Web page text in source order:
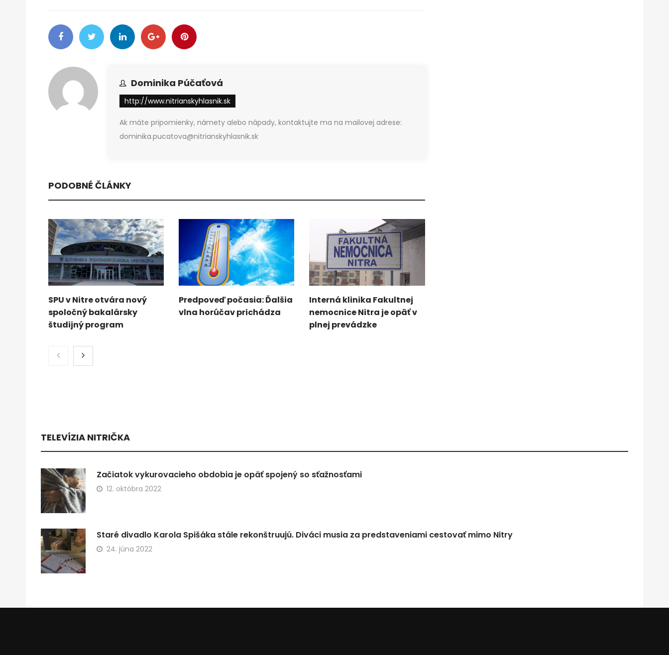
Dominika Púčaťová
http://www.nitrianskyhlasnik.sk
Ak máte pripomienky, námety alebo nápady, kontaktujte ma na mailovej adrese:
dominika.pucatova@nitrianskyhlasnik.sk
PODOBNÉ ČLÁNKY
SPU v Nitre otvára nový
spoločný bakalársky
študijný program
Predpoveď počasia: Ďalšia
vlna horúčav prichádza
Interná klinika Fakultnej
nemocnice Nitra je opäť v
plnej prevádzke
TELEVÍZIA NITRIČKA
Začiatok vykurovacieho obdobia je opäť spojený so sťažnosťami
12. októbra 2022
Staré divadlo Karola Spišáka stále rekonštruujú. Diváci musia za predstaveniami cestovať mimo Nitry
24. júna 2022